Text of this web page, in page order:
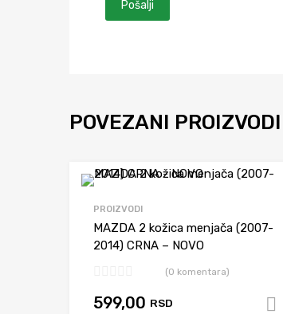
POVEZANI PROIZVODI
PROIZVODI
MAZDA 2 kožica menjača (2007-
2014) CRNA – NOVO
(0 komentara)
599,00 RSD